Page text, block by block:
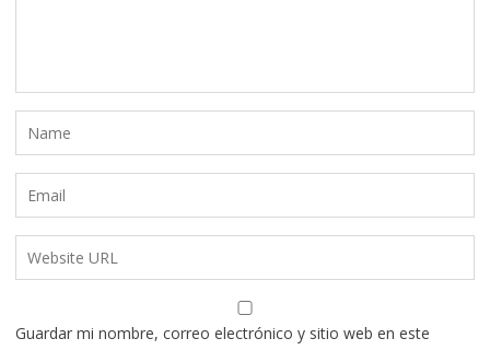
Guardar mi nombre, correo electrónico y sitio web en este